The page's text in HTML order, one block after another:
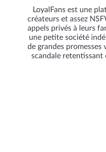
LoyalFans est une
créateurs et assez
appels privés à leurs
une petite société
de grandes
scandale